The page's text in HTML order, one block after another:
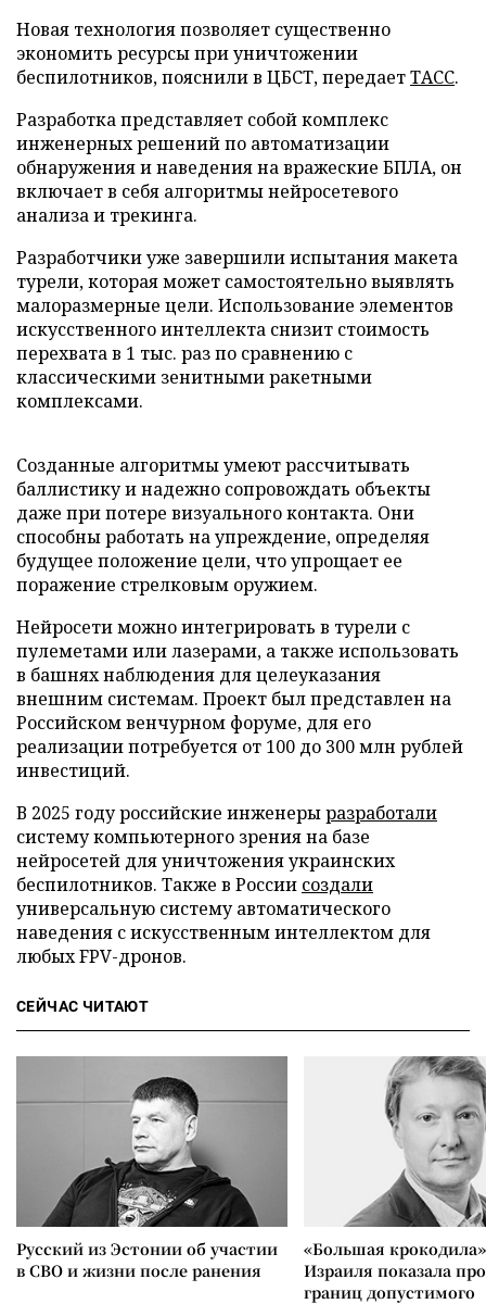
Новая технология позволяет существенно
экономить ресурсы при уничтожении
беспилотников, пояснили в ЦБСТ, передаетТАСС.
Разработка представляет собой комплекс
инженерных решений по автоматизации
обнаружения и наведения на вражеские БПЛА, он
включает в себя алгоритмы нейросетевого
анализа и трекинга.
Разработчики уже завершили испытания макета
турели, которая может самостоятельно выявлять
малоразмерные цели. Использование элементов
искусственного интеллекта снизит стоимость
перехвата в 1 тыс. раз по сравнению с
классическими зенитными ракетными
комплексами.
Созданные алгоритмы умеют рассчитывать
баллистику и надежно сопровождать объекты
даже при потере визуального контакта. Они
способны работать на упреждение, определяя
будущее положение цели, что упрощает ее
поражение стрелковым оружием.
Нейросети можно интегрировать в турели с
пулеметами или лазерами, а также использовать
в башнях наблюдения для целеуказания
внешним системам. Проект был представлен на
Российском венчурном форуме, для его
реализации потребуется от 100 до 300 млн рублей
инвестиций.
В 2025 году российские инженерыразработали
систему компьютерного зрения на базе
нейросетей для уничтожения украинских
беспилотников. Также в России создали
универсальную систему автоматического
наведения с искусственным интеллектом для
любых FPV-дронов.
СЕЙЧАС ЧИТАЮТ
Русский из Эстонии об участии
в СВО и жизни после ранения
«Большая
Израиля показала
границ допустимого